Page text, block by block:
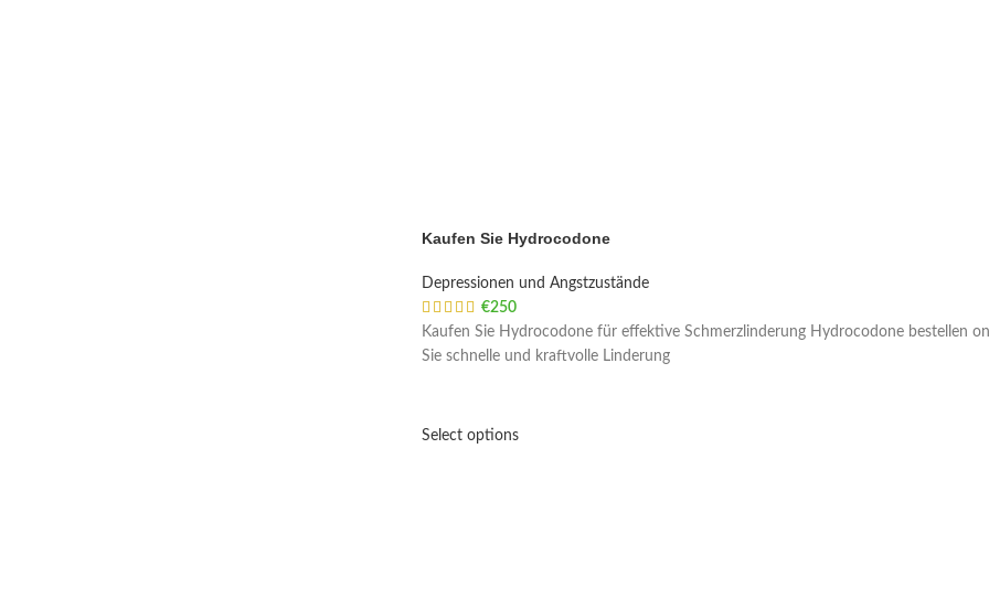
Kaufen Sie Hydrocodone
Depressionen und Angstzustände
€250
Kaufen Sie Hydrocodone für effektive Schmerzlinderung Hydrocodone bestellen
Sie schnelle und kraftvolle Linderung
Select options